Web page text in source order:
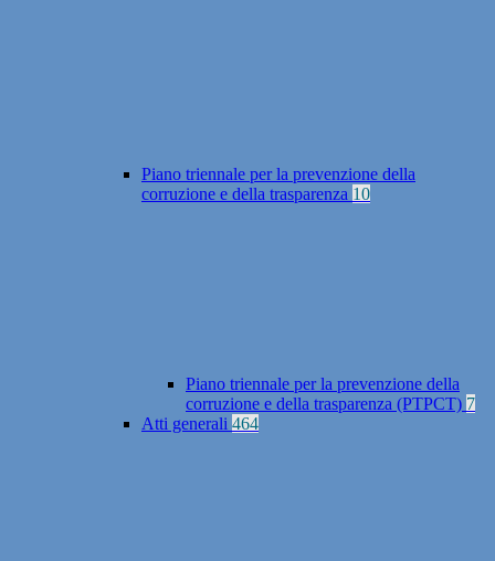
Piano triennale per la prevenzione della
corruzione e della trasparenza 10
Piano triennale per la prevenzione della
corruzione e della trasparenza (PTPCT) 7
Atti generali 464